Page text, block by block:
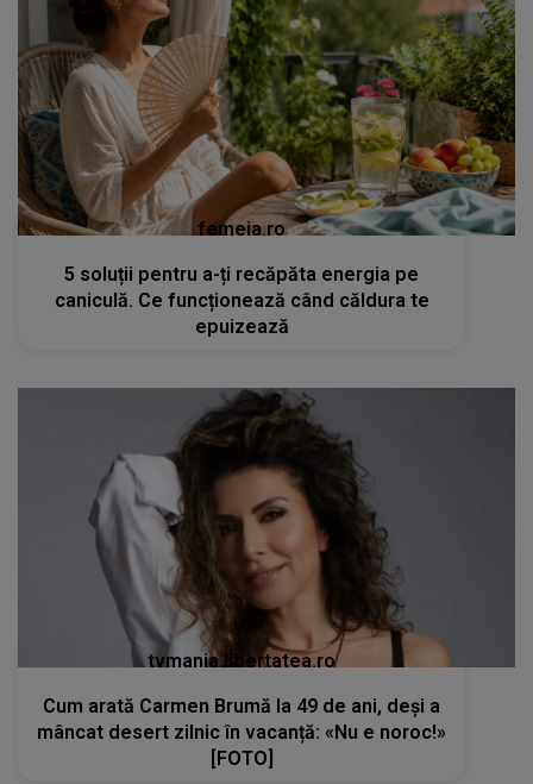
femeia.ro
5 soluții pentru a-ți recăpăta energia pe
caniculă. Ce funcționează când căldura te
epuizează
tvmania.libertatea.ro
Cum arată Carmen Brumă la 49 de ani, deși a
mâncat desert zilnic în vacanță: «Nu e noroc!»
[FOTO]